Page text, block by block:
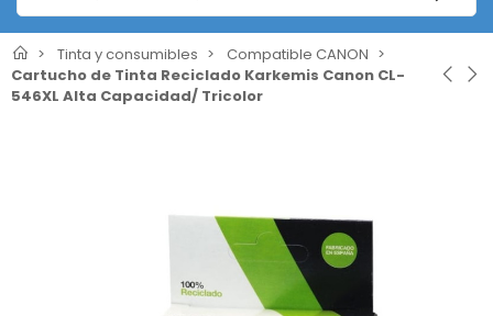
Tinta y consumibles
Compatible CANON
Cartucho de Tinta Reciclado Karkemis Canon CL-
546XL Alta Capacidad/ Tricolor